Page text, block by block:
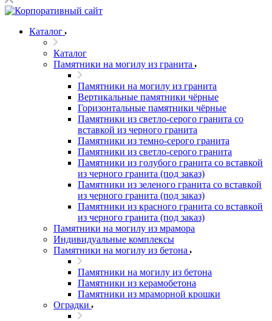
Каталог
Каталог
Памятники на могилу из гранита
Памятники на могилу из гранита
Вертикальные памятники чёрные
Горизонтальные памятники чёрные
Памятники из светло-серого гранита со
вставкой из черного гранита
Памятники из темно-серого гранита
Памятники из светло-серого гранита
Памятники из голубого гранита со вставкой
из черного гранита (под заказ)
Памятники из зеленого гранита со вставкой
из черного гранита (под заказ)
Памятники из красного гранита со вставкой
из черного гранита (под заказ)
Памятники на могилу из мрамора
Индивидуальные комплексы
Памятники на могилу из бетона
Памятники на могилу из бетона
Памятники из керамобетона
Памятники из мраморной крошки
Оградки